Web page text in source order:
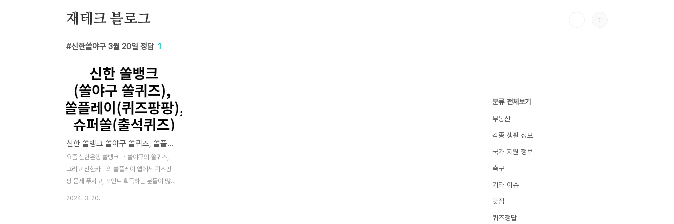
재테크 블로그
신한쏠야구 3월 20일 정답 1
신한 쏠뱅크 쏠야구 쏠퀴즈, 쏠플레이 퀴즈팡팡, 슈퍼쏠 출석퀴즈 정답 3월 20일
요즘 신한은행 쏠뱅크 내 쏠야구의 쏠퀴즈,
그리고 신한카드의 쏠플레이 앱에서 퀴즈팡
팡 문제 푸시고, 포인트 획득하는 분들이 많
2024. 3. 20.
분류 전체보기
부동산
각종 생활 정보
국가 지원 정보
축구
기타 이슈
맛집
퀴즈정답